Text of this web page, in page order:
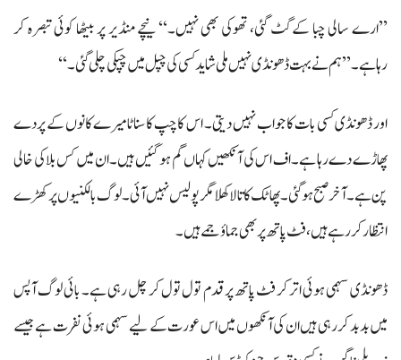
’’ارے سالی چبا کے گٹ گئی، تھوکی بھی نہیں۔‘‘ نیچے منڈیر پر بیٹھا کوئی تبصرہ کر
رہاہے۔ ’’ہم نے بہت ڈھونڈی نہیں ملی شاید کسی کی چپل میں چپکی چلی گئی۔‘‘
اور ڈھونڈی کسی بات کا جواب نہیں دیتی۔ اس کا چپ کا سناٹا میرے کانوں کے پردے
پھاڑے دے رہا ہے۔ اف اس کی آنکھیں کہاں گم ہو گئیں ہیں۔ ان میں کس بلا کی خالی
پن ہے۔ آخر صبح ہوگئی۔ پھاٹک کا تالا کھلا مگر پولیس نہیں آئی۔ لوگ بالکنیوں پر کھڑے
انتظار کر رہے ہیں، فٹ پاتھ پر بھی جماؤ جمے ہیں۔
ڈھونڈی سہمی ہوئی اتر کر فٹ پاتھ پر قدم تول تول کر چل رہی ہے۔ بائی لوگ آپس
میں بدبد کر رہی ہیں ان کی آنکھوں میں اس عورت کے لیے سہمی ہوئی نفرت ہے جیسے